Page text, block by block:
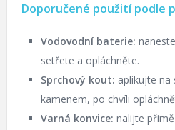
Doporučené použití podle
Vodovodní baterie:
setřete a opláchněte.
Sprchový kout: aplikujte na
kamenem, po chvíli
Varná konvice: nalijte